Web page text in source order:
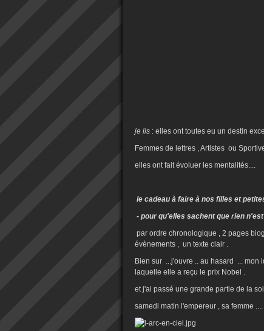
je lis : elles ont toutes eu un destin
Femmes de lettres , Artistes ou
elles ont fait évoluer les mentalités....
le cadeau à faire à nos filles et
- pour qu'elles sachent que rien
par ordre chronologique , 2 pages
évènements , un texte clair .
Bien sur ...j'ouvre .. au hasard ...
laquelle elle a reçu le prix Nobel .
et j'ai passé une grande partie de la
samedi matin l'empereur , sa femme